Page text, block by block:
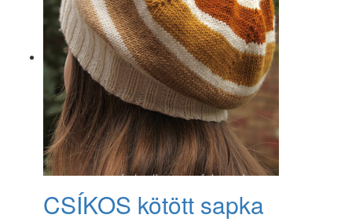
CSÍKOS kötött sapka